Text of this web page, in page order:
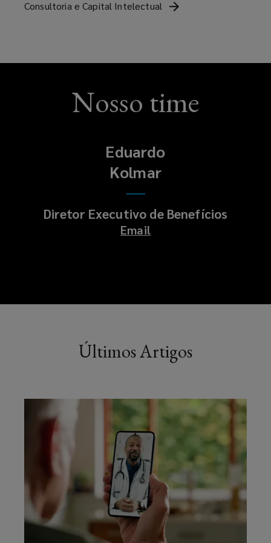
toda
diretoria
as
relevantes.
Consultoria e Capital Intelectual
Nosso time
Eduardo
Kolmar
Diretor Executivo de Benefícios
Email
Últimos Artigos